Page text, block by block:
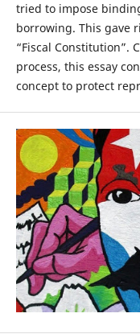
tried to impose
borrowing. This gave
“Fiscal Constitution”.
process, this essay
concept to protect